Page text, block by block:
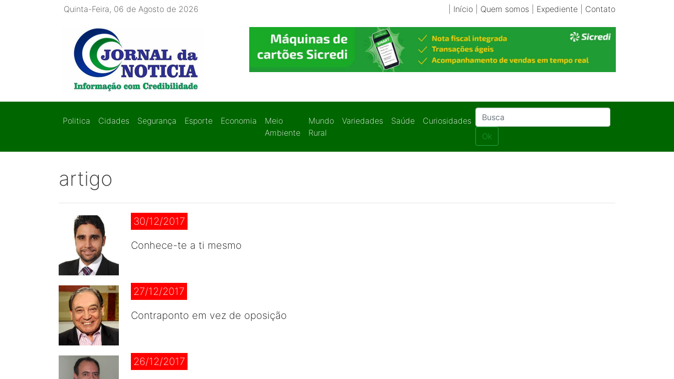
Quinta-Feira, 06 de Agosto de 2026 Início| Quem somos Expediente| Contato
Politica Cidades Segurança Esporte Economia
Meio
Ambiente
Mundo
Rural
Variedades Saúde
Curiosidades
Ok
artigo
30/12/2017
Conhece-te a ti mesmo
27/12/2017
Contraponto em vez de oposição
26/12/2017